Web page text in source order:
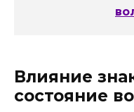
Влияние
состояние